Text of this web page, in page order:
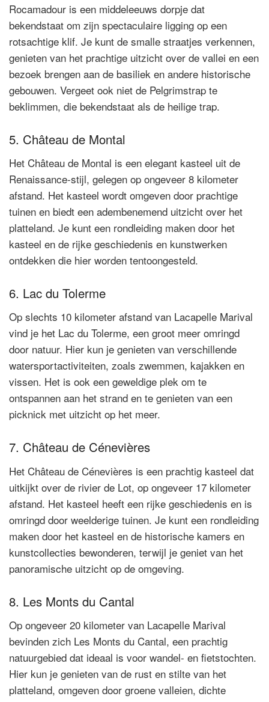
Rocamadour is een middeleeuws dorpje dat
bekendstaat om zijn spectaculaire ligging op een
rotsachtige klif. Je kunt de smalle straatjes verkennen,
genieten van het prachtige uitzicht over de vallei en een
bezoek brengen aan de basiliek en andere historische
gebouwen. Vergeet ook niet de Pelgrimstrap te
beklimmen, die bekendstaat als de heilige trap.
5. Château de Montal
Het Château de Montal is een elegant kasteel uit de
Renaissance-stijl, gelegen op ongeveer 8 kilometer
afstand. Het kasteel wordt omgeven door prachtige
tuinen en biedt een adembenemend uitzicht over het
platteland. Je kunt een rondleiding maken door het
kasteel en de rijke geschiedenis en kunstwerken
ontdekken die hier worden tentoongesteld.
6. Lac du Tolerme
Op slechts 10 kilometer afstand van Lacapelle Marival
vind je het Lac du Tolerme, een groot meer omringd
door natuur. Hier kun je genieten van verschillende
watersportactiviteiten, zoals zwemmen, kajakken en
vissen. Het is ook een geweldige plek om te
ontspannen aan het strand en te genieten van een
picknick met uitzicht op het meer.
7. Château de Cénevières
Het Château de Cénevières is een prachtig kasteel dat
uitkijkt over de rivier de Lot, op ongeveer 17 kilometer
afstand. Het kasteel heeft een rijke geschiedenis en is
omringd door weelderige tuinen. Je kunt een rondleiding
maken door het kasteel en de historische kamers en
kunstcollecties bewonderen, terwijl je geniet van het
panoramische uitzicht op de omgeving.
8. Les Monts du Cantal
Op ongeveer 20 kilometer van Lacapelle Marival
bevinden zich Les Monts du Cantal, een prachtig
natuurgebied dat ideaal is voor wandel- en fietstochten.
Hier kun je genieten van de rust en stilte van het
platteland, omgeven door groene valleien, dichte